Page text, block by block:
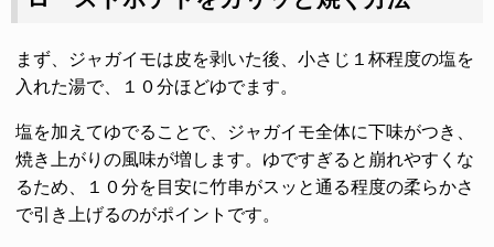
まず、ジャガイモは皮を剥いた後、小さじ１杯程度の塩を
入れた湯で、１０分ほどゆでます。
塩を加えてゆでることで、ジャガイモ全体に下味がつき、
焼き上がりの風味が増します。ゆですぎると崩れやすくな
るため、１０分を目安に竹串がスッと通る程度の柔らかさ
で引き上げるのがポイントです。